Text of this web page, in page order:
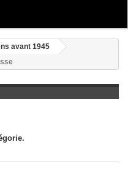
+
+
+
avant 1945